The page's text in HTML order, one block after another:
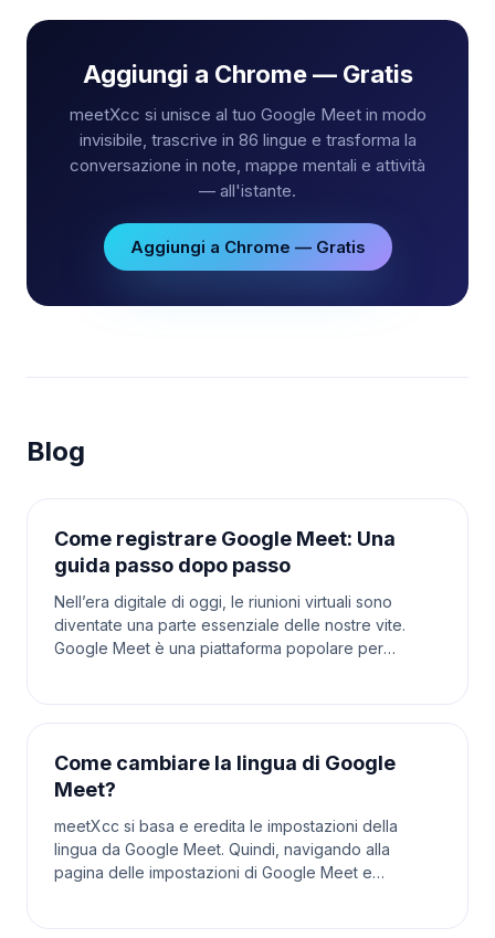
Aggiungi a Chrome — Gratis
meetXcc si unisce al tuo Google Meet in modo
invisibile, trascrive in 86 lingue e trasforma la
conversazione in note, mappe mentali e attività
— all'istante.
Aggiungi a Chrome — Gratis
Blog
Come registrare Google Meet: Una
guida passo dopo passo
Nell’era digitale di oggi, le riunioni virtuali sono
diventate una parte essenziale delle nostre vite.
Google Meet è una piattaforma popolare per
Come cambiare la lingua di Google
Meet?
meetXcc si basa e eredita le impostazioni della
lingua da Google Meet. Quindi, navigando alla
pagina delle impostazioni di Google Meet e